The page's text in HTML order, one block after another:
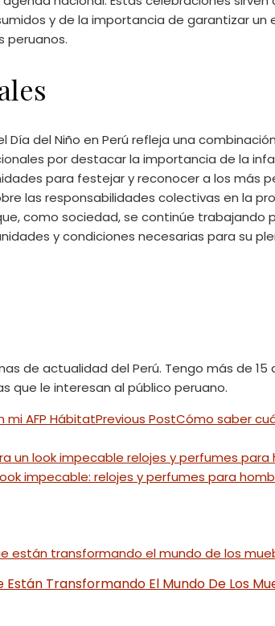
y de la importancia de garantizar un
peruanos.​
Día del Niño en Perú refleja una
por destacar la importancia de la
para festejar y reconocer a los más
las responsabilidades colectivas en la
como sociedad, se continúe trabajando
y condiciones necesarias para su
de actualidad del Perú. Tengo más de 15
que le interesan al público peruano.
Previous PostCómo saber
impecable: relojes y perfumes para
Transformando El Mundo De Los